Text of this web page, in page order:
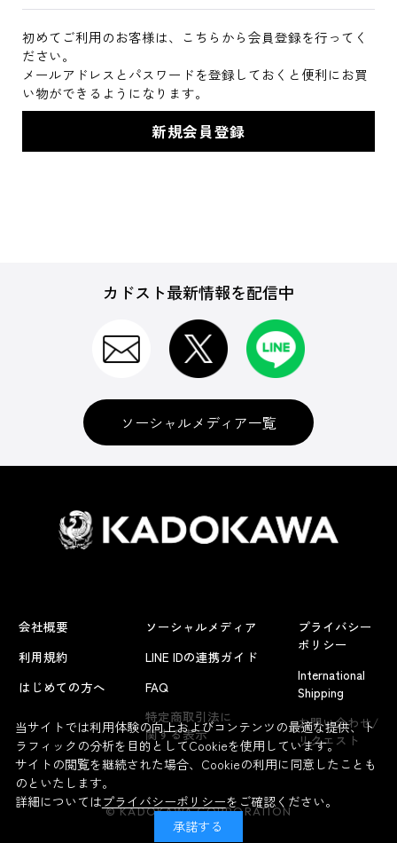
初めてご利用のお客様は、こちらから会員登録を行ってく
ださい。
メールアドレスとパスワードを登録しておくと便利にお買
い物ができるようになります。
カドスト最新情報を配信中
ソーシャルメディア一覧
会社概要
利用規約
はじめての方へ
ソーシャルメディア
LINE IDの連携ガイド
FAQ
特定商取引法に
関する表示
プライバシー
ポリシー
International
Shipping
お問い合わせ/
リクエスト
© KADOKAWA CORPORATION
当サイトでは利用体験の向上およびコンテンツの最適な提供、ト
ラフィックの分析を目的としてCookieを使用しています。
サイトの閲覧を継続された場合、Cookieの利用に同意したことも
のといたします。
詳細についてはプライバシーポリシーをご確認ください。
承諾する